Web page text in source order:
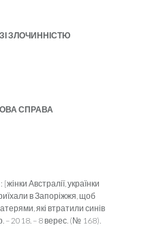
ЗЛОЧИННІСТЮ
СПРАВА
Австралії, українки
в Запоріжжя, щоб
які втратили синів
– 2018. – 8 верес. (№ 168).